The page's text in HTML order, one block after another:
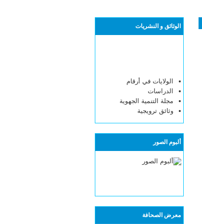
الوثائق و النشريات
الولايات في أرقام
الدراسات
مجلة التنمية الجهوية
وثائق ترويجية
ألبوم الصور
معرض الصحافة